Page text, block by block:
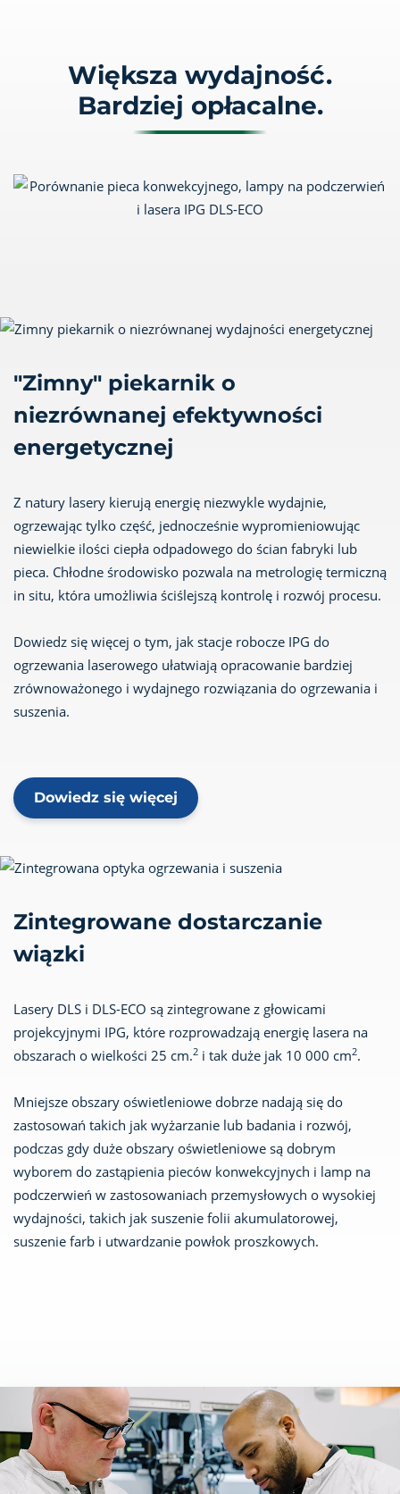
Większa wydajność.
Bardziej opłacalne.
"Zimny" piekarnik o
niezrównanej efektywności
energetycznej
Z natury lasery kierują energię niezwykle wydajnie,
ogrzewając tylko część, jednocześnie wypromieniowując
niewielkie ilości ciepła odpadowego do ścian fabryki lub
pieca. Chłodne środowisko pozwala na metrologię termiczną
in situ, która umożliwia ściślejszą kontrolę i rozwój procesu.
Dowiedz się więcej o tym, jak stacje robocze IPG do
ogrzewania laserowego ułatwiają opracowanie bardziej
zrównoważonego i wydajnego rozwiązania do ogrzewania i
suszenia.
Dowiedz się więcej
Zintegrowane dostarczanie
wiązki
Lasery DLS i DLS-ECO są zintegrowane z głowicami
projekcyjnymi IPG, które rozprowadzają energię lasera na
obszarach o wielkości 25 cm.2 i tak duże jak 10 000 cm2.
Mniejsze obszary oświetleniowe dobrze nadają się do
zastosowań takich jak wyżarzanie lub badania i rozwój,
podczas gdy duże obszary oświetleniowe są dobrym
wyborem do zastąpienia pieców konwekcyjnych i lamp na
podczerwień w zastosowaniach przemysłowych o wysokiej
wydajności, takich jak suszenie folii akumulatorowej,
suszenie farb i utwardzanie powłok proszkowych.